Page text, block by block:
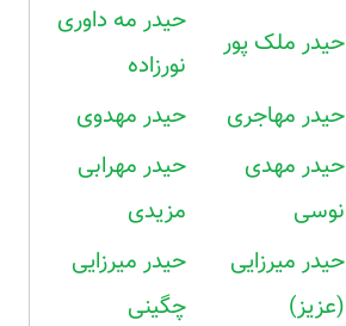
حیدر ملک پور
حیدر مه داوری
نورزاده
حیدر مهاجری
حیدر مهدوی
حیدر مهدی
نوسی
حیدر مهرابی
مزیدی
حیدر میرزایی
(عزیز)
حیدر میرزایی
چگینی